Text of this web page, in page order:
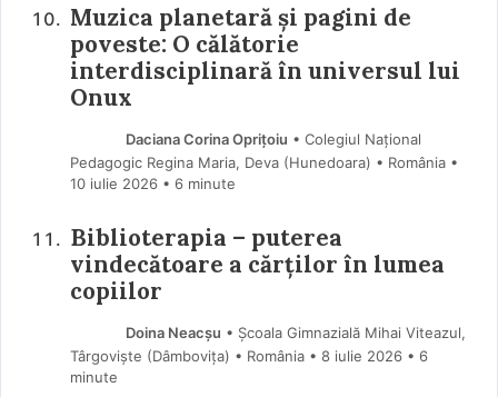
Muzica planetară și pagini de
poveste: O călătorie
interdisciplinară în universul lui
Onux
Daciana Corina Oprițoiu • Colegiul Național
Pedagogic Regina Maria, Deva (Hunedoara) • România
10 iulie 2026 • 6 minute
Biblioterapia – puterea
vindecătoare a cărților în lumea
copiilor
Doina Neacșu • Școala Gimnazială Mihai Viteazul,
Târgoviște (Dâmboviţa) • România
8 iulie 2026 • 6
minute